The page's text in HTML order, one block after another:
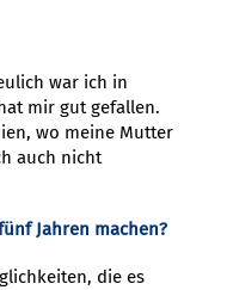
war ich in
mir gut gefallen.
wo meine Mutter
auch nicht
Jahren machen?
die es